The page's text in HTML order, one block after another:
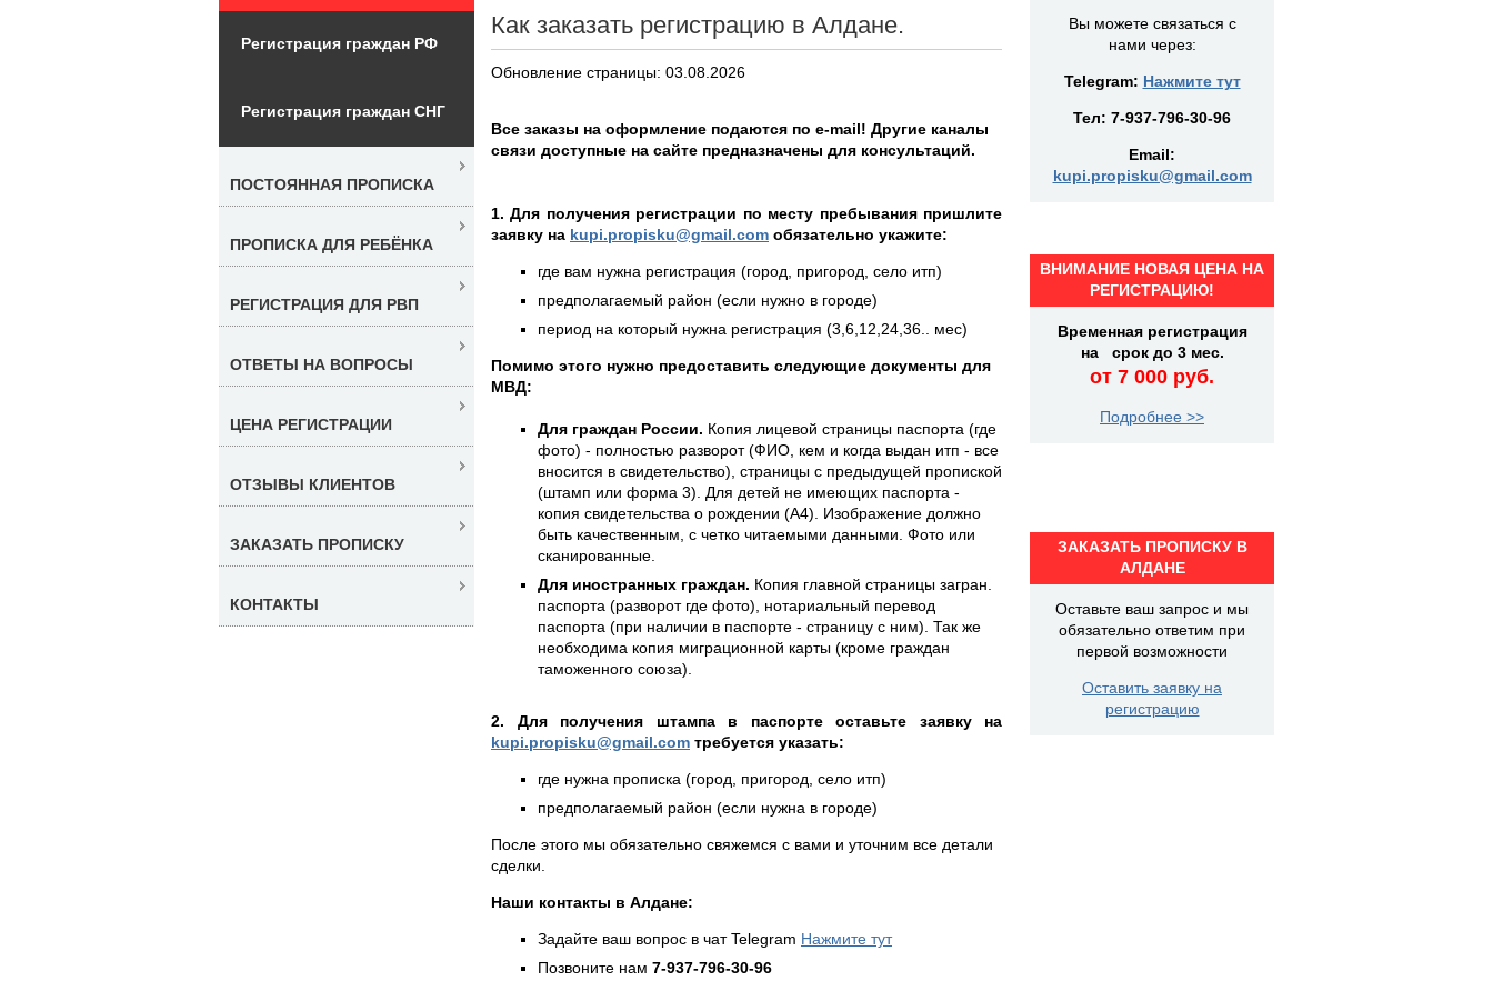
Как заказать регистрацию в Алдане.
Обновление страницы: 03.08.2026
Все заказы на оформление подаются по e-mail! Другие каналы
связи доступные на сайте предназначены для консультаций.
1. Для получения регистрации по месту пребывания пришлите
заявку на kupi.propisku@gmail.com обязательно укажите:
где вам нужна регистрация (город, пригород, село итп)
предполагаемый район (если нужно в городе)
период на который нужна регистрация (3,6,12,24,36.. мес)
Помимо этого нужно предоставить следующие документы для
МВД:
Для граждан России. Копия лицевой страницы паспорта (где
фото) - полностью разворот (ФИО, кем и когда выдан итп - все
вносится в свидетельство), страницы с предыдущей пропиской
(штамп или форма 3). Для детей не имеющих паспорта -
копия свидетельства о рождении (А4). Изображение должно
быть качественным, с четко читаемыми данными. Фото или
сканированные.
Для иностранных граждан. Копия главной страницы загран.
паспорта (разворот где фото), нотариальный перевод
паспорта (при наличии в паспорте - страницу с ним). Так же
необходима копия миграционной карты (кроме граждан
таможенного союза).
2. Для получения штампа в паспорте оставьте заявку на
kupi.propisku@gmail.com требуется указать:
где нужна прописка (город, пригород, село итп)
предполагаемый район (если нужна в городе)
После этого мы обязательно свяжемся с вами и уточним все детали
сделки.
Наши контакты в Алдане:
Задайте ваш вопрос в чат Telegram Нажмите тут
Позвоните нам 7-937-796-30-96
Регистрация граждан РФ
Регистрация граждан СНГ
ПОСТОЯННАЯ ПРОПИСКА
ПРОПИСКА ДЛЯ РЕБЁНКА
РЕГИСТРАЦИЯ ДЛЯ РВП
ОТВЕТЫ НА ВОПРОСЫ
ЦЕНА РЕГИСТРАЦИИ
ОТЗЫВЫ КЛИЕНТОВ
ЗАКАЗАТЬ ПРОПИСКУ
КОНТАКТЫ
Вы можете связаться с
нами через:
Telegram: Нажмите тут
Тел: 7-937-796-30-96
Email:
kupi.propisku@gmail.com
ВНИМАНИЕ НОВАЯ ЦЕНА НА
РЕГИСТРАЦИЮ!
Временная регистрация
на срок до 3 мес.
от 7 000 руб.
Подробнее >>
ЗАКАЗАТЬ ПРОПИСКУ В
АЛДАНЕ
Оставьте ваш запрос и мы
обязательно ответим при
первой возможности
Оставить заявку на
регистрацию